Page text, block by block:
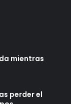
mientras
perder el